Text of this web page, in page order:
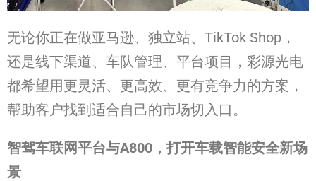
无论你正在做亚马逊、独立站、TikTok Shop，
还是线下渠道、车队管理、平台项目，彩源光电
都希望用更灵活、更高效、更有竞争力的方案，
帮助客户找到适合自己的市场切入口。
智驾车联网平台与A800 ，打开车载智能安全新场
景